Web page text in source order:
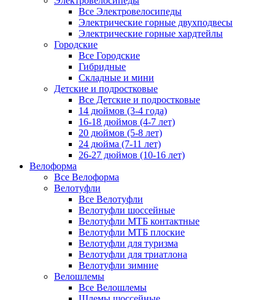
Все Электровелосипеды
Электрические горные двухподвесы
Электрические горные хардтейлы
Городские
Все Городские
Гибридные
Складные и мини
Детские и подростковые
Все Детские и подростковые
14 дюймов (3-4 года)
16-18 дюймов (4-7 лет)
20 дюймов (5-8 лет)
24 дюйма (7-11 лет)
26-27 дюймов (10-16 лет)
Велоформа
Все Велоформа
Велотуфли
Все Велотуфли
Велотуфли шоссейные
Велотуфли МТБ контактные
Велотуфли МТБ плоские
Велотуфли для туризма
Велотуфли для триатлона
Велотуфли зимние
Велошлемы
Все Велошлемы